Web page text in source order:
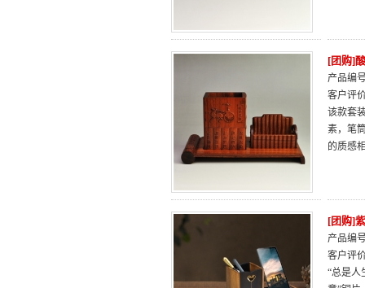
[团购]
产品编
客户评
该款套
素，笔
的质感
[团购]
产品编
客户评
“总是人